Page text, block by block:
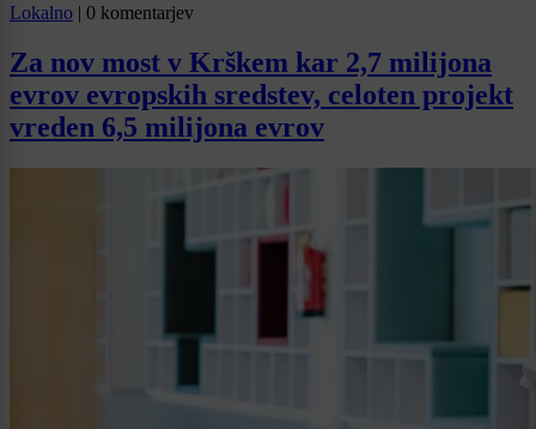
Lokalno | 0 komentarjev
Za nov most v Krškem kar 2,7 milijona
evrov evropskih sredstev, celoten projekt
vreden 6,5 milijona evrov